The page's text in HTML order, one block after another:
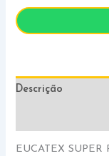
Descrição
EUCATEX